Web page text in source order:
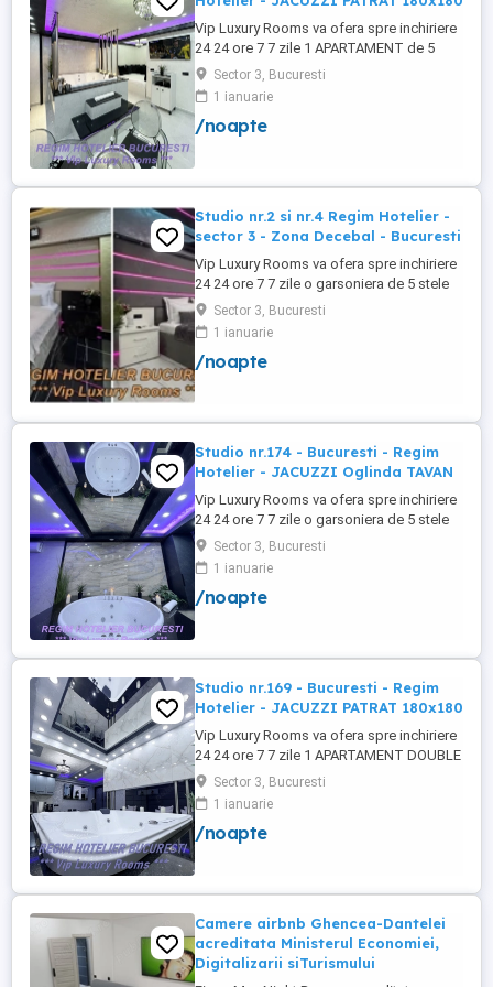
Vip Luxury Rooms va ofera spre inchiriere
24 24 ore 7 7 zile 1 APARTAMENT de 5
stele Luxos cu un desing unic si deosebit
in Sector 3 Bucuresti . APARTAMENTUL se
alfa in Complex Rezidential Nou . Acces
Bariera Monitorizare Video in Complex (
Sector 3, Bucuresti
1 ianuarie
/noapte
Studio nr.2 si nr.4 Regim Hotelier -
sector 3 - Zona Decebal - Bucuresti
Vip Luxury Rooms va ofera spre inchiriere
24 24 ore 7 7 zile o garsoniera de 5 stele
Luxoase cu un desing unic si deosebit in
Sector 3 Bucuresti . Garsoniera se alfa in
Complex Rezidential Nou . Monitorizare
Video in Complex ( de la Politia Locala
Sector 3, Bucuresti
1 ianuarie
/noapte
Studio nr.174 - Bucuresti - Regim
Hotelier - JACUZZI Oglinda TAVAN
Vip Luxury Rooms va ofera spre inchiriere
24 24 ore 7 7 zile o garsoniera de 5 stele
Luxoase cu un desing unic si deosebit in
Sector 3 Bucuresti . Garsoniera se alfa in
Complex Rezidential Nou . Acces Bariera
Monitorizare Video in Complex ( de la
Sector 3, Bucuresti
1 ianuarie
/noapte
Studio nr.169 - Bucuresti - Regim
Hotelier - JACUZZI PATRAT 180x180
Vip Luxury Rooms va ofera spre inchiriere
24 24 ore 7 7 zile 1 APARTAMENT DOUBLE
ROOMS de 5 stele Luxoasa cu un desing
unic si deosebit in Sector 3 Bucuresti .
APARTAMENTUL se alfa in Complex
Rezidential Nou . Acces Bariera
Sector 3, Bucuresti
1 ianuarie
/noapte
Camere airbnb Ghencea-Dantelei
acreditata Ministerul Economiei,
Digitalizarii siTurismului